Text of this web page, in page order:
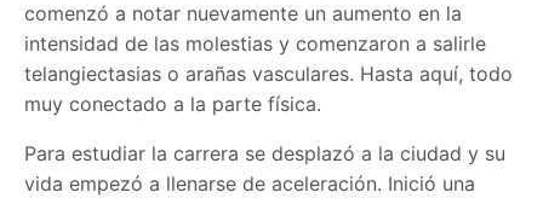
comenzó a notar nuevamente un aumento en la
intensidad de las molestias y comenzaron a salirle
telangiectasias o arañas vasculares. Hasta aquí, todo
muy conectado a la parte física.
Para estudiar la carrera se desplazó a la ciudad y su
vida empezó a llenarse de aceleración. Inició una